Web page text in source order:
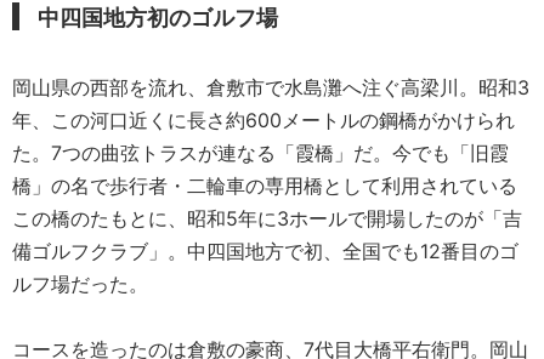
中四国地方初のゴルフ場
岡山県の西部を流れ、倉敷市で水島灘へ注ぐ高梁川。昭和3
年、この河口近くに長さ約600メートルの鋼橋がかけられ
た。7つの曲弦トラスが連なる「霞橋」だ。今でも「旧霞
橋」の名で歩行者・二輪車の専用橋として利用されている
この橋のたもとに、昭和5年に3ホールで開場したのが「吉
備ゴルフクラブ」。中四国地方で初、全国でも12番目のゴ
ルフ場だった。
コースを造ったのは倉敷の豪商、7代目大橋平右衛門。岡山